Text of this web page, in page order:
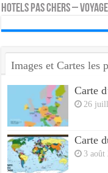
HOTELS PAS CHERS –
Images et Cartes les
Carte
26
Carte
3 août